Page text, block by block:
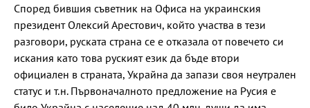
Според бившия съветник на Офиса на украинския
президент Олексий Арестович, който участва в тези
разговори, руската страна се е отказала от повечето си
искания като това руският език да бъде втори
официален в страната, Украйна да запази своя неутрален
статус и т.н. Първоначалното предложение на Русия е